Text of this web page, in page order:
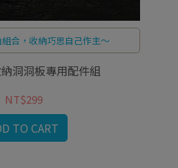
合，收納巧思自己作主～
洞洞板專用配件組
NT$299
TO CART